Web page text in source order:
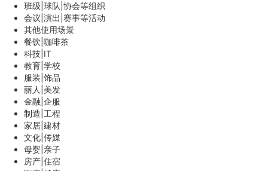
班级|球队|协会等组织
会议|演出|赛事等活动
其他使用场景
餐饮|咖啡茶
科技|IT
教育|学校
服装|饰品
丽人|美发
金融|企服
制造|工程
家居|建材
文化|传媒
母婴|亲子
房产|住宿